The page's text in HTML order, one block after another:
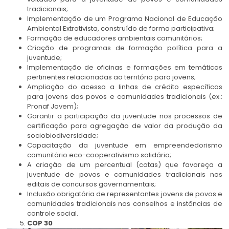
tradicionais;
Implementação de um Programa Nacional de Educação
Ambiental Extrativista, construído de forma participativa;
Formação de educadores ambientais comunitários;
Criação de programas de formação política para a
juventude;
Implementação de oficinas e formações em temáticas
pertinentes relacionadas ao território para jovens;
Ampliação do acesso a linhas de crédito específicas
para jovens dos povos e comunidades tradicionais (ex.:
Pronaf Jovem);
Garantir a participação da juventude nos processos de
certificação para agregação de valor da produção da
sociobiodiversidade;
Capacitação da juventude em empreendedorismo
comunitário eco-cooperativismo solidário;
A criação de um percentual (cotas) que favoreça a
juventude de povos e comunidades tradicionais nos
editais de concursos governamentais;
Inclusão obrigatória de representantes jovens de povos e
comunidades tradicionais nos conselhos e instâncias de
controle social.
COP 30